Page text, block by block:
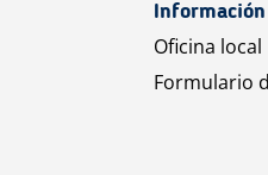
Oficina local
Formulario